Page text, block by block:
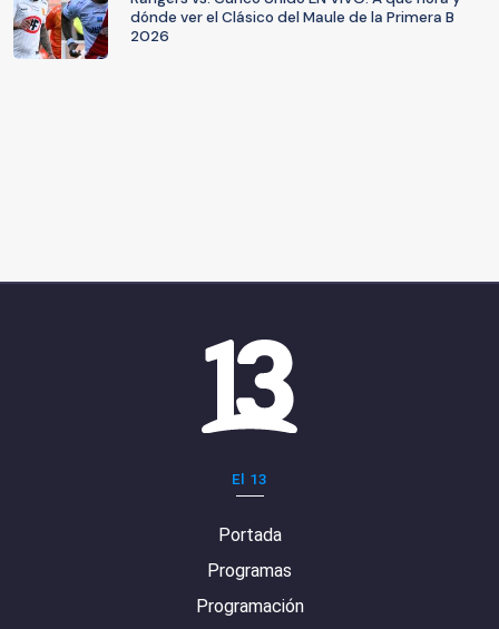
dónde ver el Clásico del Maule de la Primera B
2026
El 13
Portada
Programas
Programación